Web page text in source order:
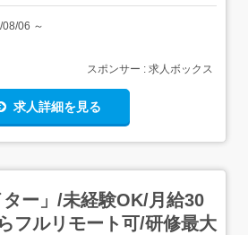
06 ～
スポンサー : 求人ボックス
求人詳細を見る
ター」/未経験OK/月給30
フルリモート可/研修最大